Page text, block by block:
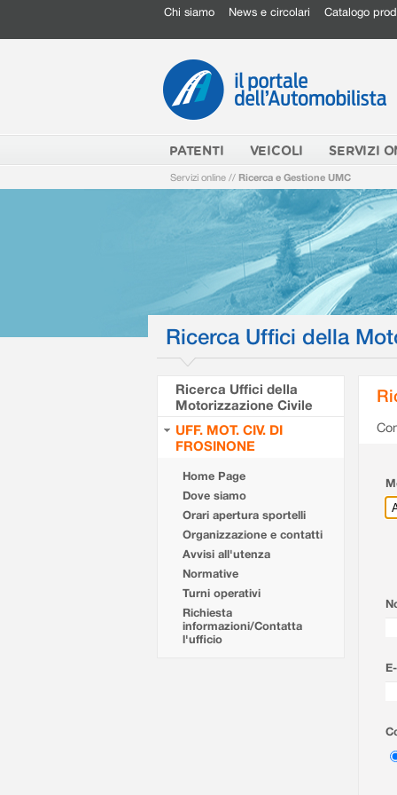
Chi siamo News e circolari Catalogo
PATENTI VEICOLI SERVIZI
Servizi online // Ricerca e Gestione UMC
Ricerca Uffici della
Ricerca Uffici della
Motorizzazione Civile
UFF. MOT. CIV. DI
FROSINONE
Home Page
Dove siamo
Orari apertura sportelli
Organizzazione e contatti
Avvisi all'utenza
Normative
Turni operativi
Richiesta
informazioni/Contatta
l'ufficio